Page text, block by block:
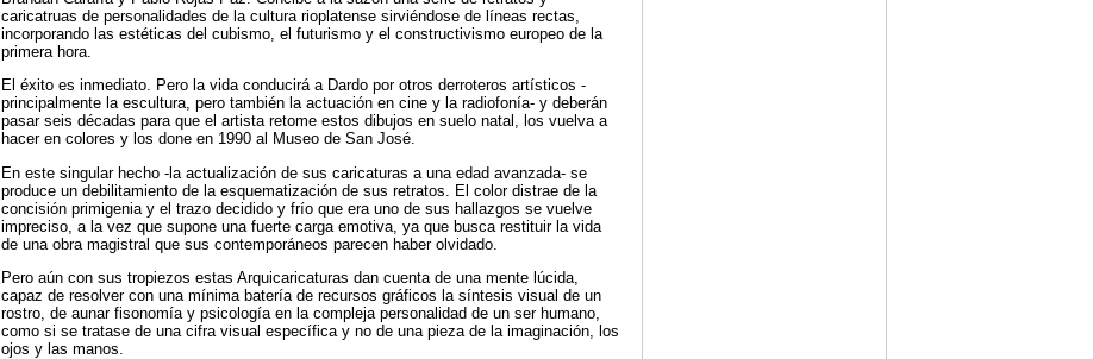
caricatruas de personalidades de la cultura rioplatense sirviéndose de líneas rectas,
incorporando las estéticas del cubismo, el futurismo y el constructivismo europeo de la
primera hora.
El éxito es inmediato. Pero la vida conducirá a Dardo por otros derroteros artísticos -
principalmente la escultura, pero también la actuación en cine y la radiofonía- y deberán
pasar seis décadas para que el artista retome estos dibujos en suelo natal, los vuelva a
hacer en colores y los done en 1990 al Museo de San José.
En este singular hecho -la actualización de sus caricaturas a una edad avanzada- se
produce un debilitamiento de la esquematización de sus retratos. El color distrae de la
concisión primigenia y el trazo decidido y frío que era uno de sus hallazgos se vuelve
impreciso, a la vez que supone una fuerte carga emotiva, ya que busca restituir la vida
de una obra magistral que sus contemporáneos parecen haber olvidado.
Pero aún con sus tropiezos estas Arquicaricaturas dan cuenta de una mente lúcida,
capaz de resolver con una mínima batería de recursos gráficos la síntesis visual de un
rostro, de aunar fisonomía y psicología en la compleja personalidad de un ser humano,
como si se tratase de una cifra visual específica y no de una pieza de la imaginación, los
ojos y las manos.